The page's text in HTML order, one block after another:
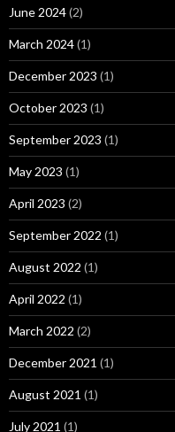
June 2024(2)
March 2024(1)
December 2023 (1)
October 2023 (1)
September 2023 (1)
May 2023 (1)
April 2023 (2)
September 2022 (1)
August 2022 (1)
April 2022 (1)
March 2022 (2)
December 2021 (1)
August 2021 (1)
July 2021 (1)